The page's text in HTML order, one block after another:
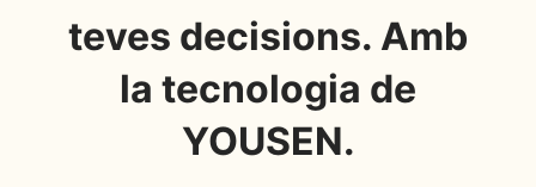
teves decisions. Amb
la tecnologia de
YOUSEN.